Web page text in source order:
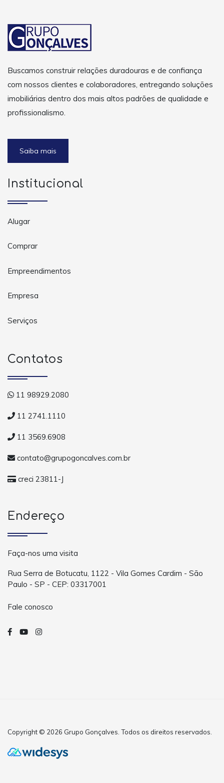
Buscamos construir relações duradouras e de confiança
com nossos clientes e colaboradores, entregando soluções
imobiliárias dentro dos mais altos padrões de qualidade e
profissionalismo.
Saiba mais
Institucional
Alugar
Comprar
Empreendimentos
Empresa
Serviços
Contatos
11 98929.2080
11 2741.1110
11 3569.6908
contato@grupogoncalves.com.br
creci 23811-J
Endereço
Faça-nos uma visita
Rua Serra de Botucatu, 1122 - Vila Gomes Cardim - São
Paulo - SP - CEP: 03317001
Fale conosco
Copyright © 2026 Grupo Gonçalves. Todos os direitos reservados.